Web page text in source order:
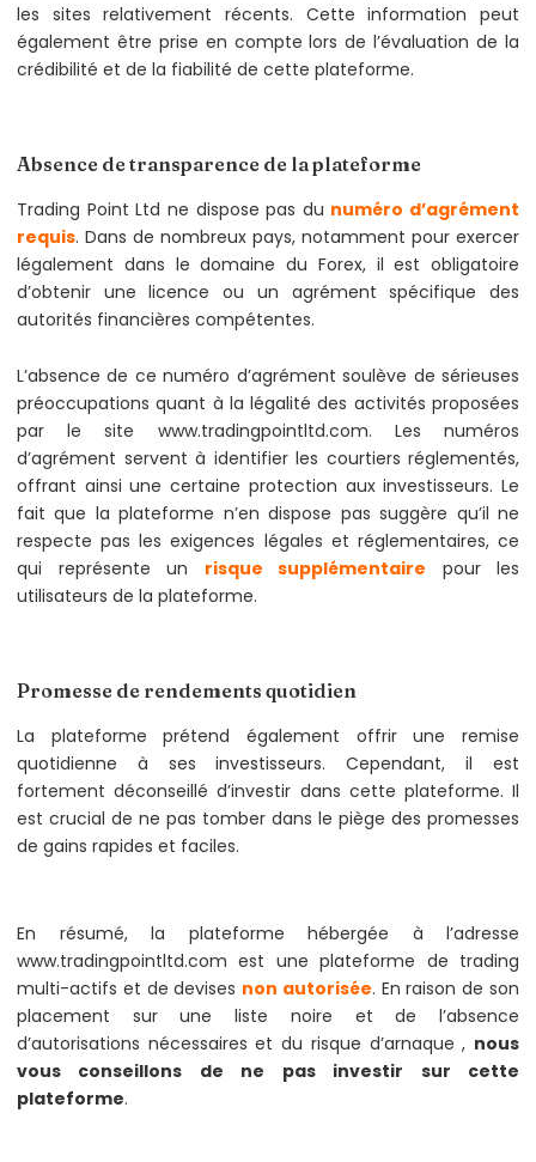
les sites relativement récents. Cette information peut
également être prise en compte lors de l’évaluation de la
crédibilité et de la fiabilité de cette plateforme.
Absence de transparence de la plateforme
Trading Point Ltd ne dispose pas du numéro d’agrément
requis. Dans de nombreux pays, notamment pour exercer
légalement dans le domaine du Forex, il est obligatoire
d’obtenir une licence ou un agrément spécifique des
autorités financières compétentes.
L’absence de ce numéro d’agrément soulève de sérieuses
préoccupations quant à la légalité des activités proposées
par le site www.tradingpointltd.com. Les numéros
d’agrément servent à identifier les courtiers réglementés,
offrant ainsi une certaine protection aux investisseurs. Le
fait que la plateforme n’en dispose pas suggère qu’il ne
respecte pas les exigences légales et réglementaires, ce
qui représente un risque supplémentaire pour les
utilisateurs de la plateforme.
Promesse de rendements quotidien
La plateforme prétend également offrir une remise
quotidienne à ses investisseurs. Cependant, il est
fortement déconseillé d’investir dans cette plateforme. Il
est crucial de ne pas tomber dans le piège des promesses
de gains rapides et faciles.
En résumé, la plateforme hébergée à l’adresse
www.tradingpointltd.com est une plateforme de trading
multi-actifs et de devises non autorisée. En raison de son
placement sur une liste noire et de l’absence
d’autorisations nécessaires et du risque d’arnaque , nous
vous conseillons de ne pas investir sur cette
plateforme.